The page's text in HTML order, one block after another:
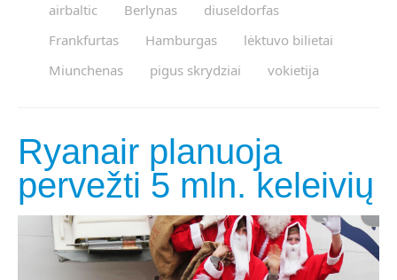
airbaltic
Berlynas
diuseldorfas
Frankfurtas
Hamburgas
lėktuvo bilietai
Miunchenas
pigus skrydziai vokietija
Ryanair planuoja
pervežti 5 mln. keleivių